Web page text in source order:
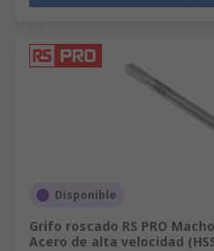
Disponible
Grifo roscado RS PRO
Acero de alta velocidad